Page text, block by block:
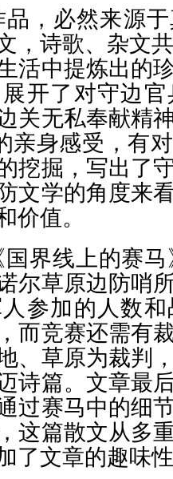
，必然来源
，诗歌、杂文
活中提炼出的
开了对守边
关无私奉献精
亲身感受，有
挖掘，写出了
文学的角度来
值。
界线上的赛
尔草原边防哨
参加的人数
而竞赛还需有
、草原为裁判
诗篇。文章最
过赛马中的细
这篇散文从多
了文章的趣味